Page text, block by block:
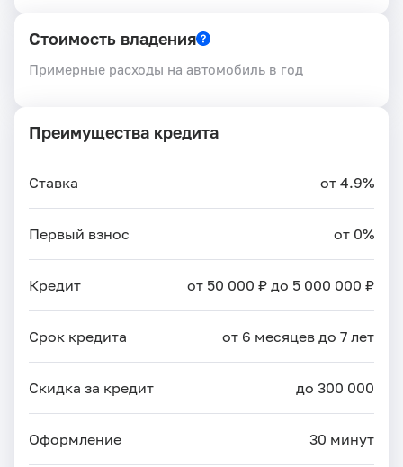
Стоимость владения
Примерные расходы на автомобиль в год
Преимущества кредита
Ставка от 4.9%
Первый взнос от 0%
Кредит от 50 000 ₽ до 5 000 000 ₽
Срок кредита от 6 месяцев до 7 лет
Скидка за кредит до 300 000
Оформление 30 минут